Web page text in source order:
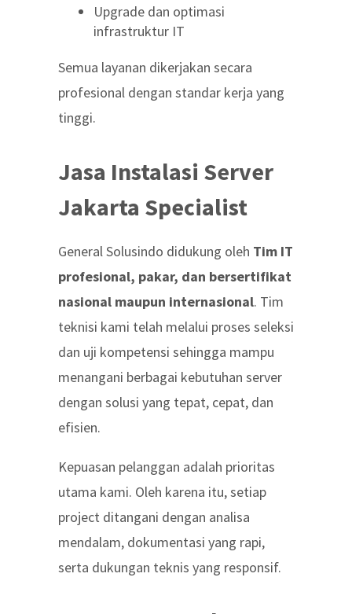
Upgrade dan optimasi
infrastruktur IT
Semua layanan dikerjakan secara
profesional dengan standar kerja yang
tinggi.
Jasa Instalasi Server
Jakarta Specialist
General Solusindo didukung oleh Tim IT
profesional, pakar, dan bersertifikat
nasional maupun internasional. Tim
teknisi kami telah melalui proses seleksi
dan uji kompetensi sehingga mampu
menangani berbagai kebutuhan server
dengan solusi yang tepat, cepat, dan
efisien.
Kepuasan pelanggan adalah prioritas
utama kami. Oleh karena itu, setiap
project ditangani dengan analisa
mendalam, dokumentasi yang rapi,
serta dukungan teknis yang responsif.